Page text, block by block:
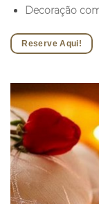
Decoração
Reserve Aqui!